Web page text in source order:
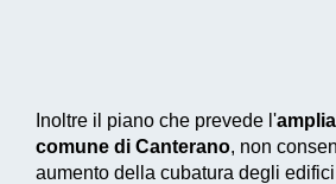
Inoltre il piano che prevede l'
comune di Canterano, non
aumento della cubatura degli